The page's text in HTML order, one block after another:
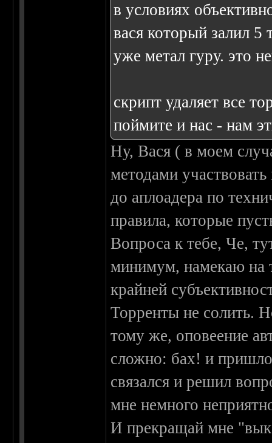
в условиях
вася который залил 5
уже метал гуру. это
скрипт удаляет все
поймите и нас - нам
Ну, Вася ( в моем
методами
до аплоадера по
правила, которые
Вопроса к тебе, Че,
минимум, намекаю на
крайней
Торренты не солить.
тому же, оповеение
сложно: бах! и
связался и решил
мне немного
И прекращай мне